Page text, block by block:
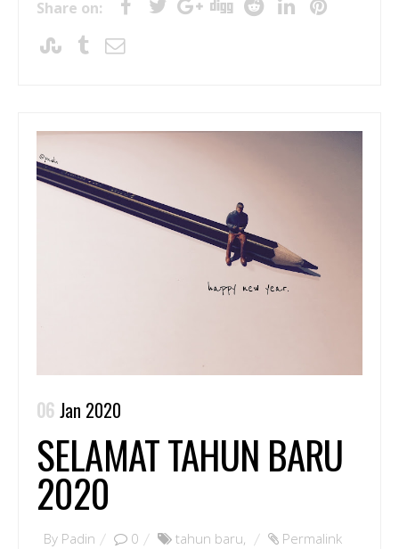
Share on:
06 Jan 2020
SELAMAT TAHUN BARU
2020
By Padin 0 tahun baru, Permalink